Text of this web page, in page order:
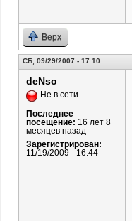
Верх
СБ, 09/29/2007 - 17:10
deNso
Не в сети
Последнее
посещение: 16 лет 8
месяцев назад
Зарегистрирован:
11/19/2009 - 16:44